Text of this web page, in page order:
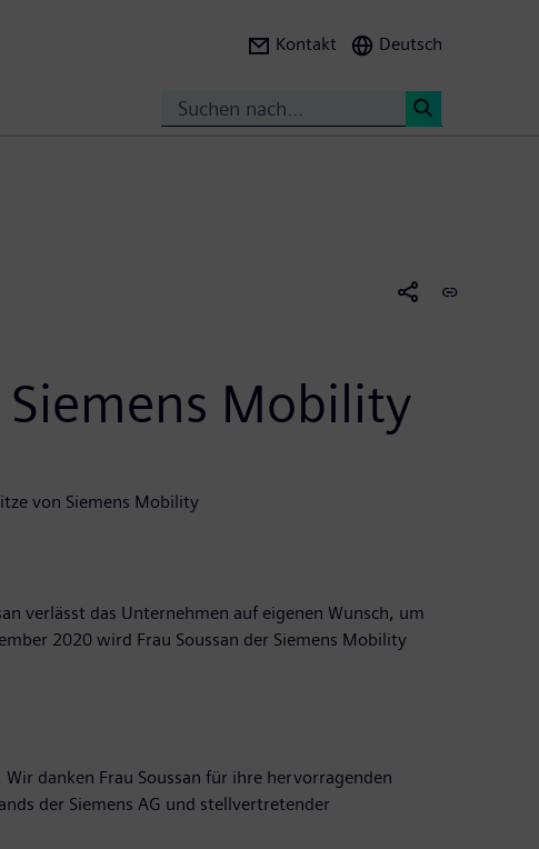
Kontakt Deutsch
Mobility
von Siemens Mobility
verlässt das Unternehmen auf eigenen Wunsch, um
2020 wird Frau Soussan der Siemens Mobility
danken Frau Soussan für ihre hervorragenden
der Siemens AG und stellvertretender